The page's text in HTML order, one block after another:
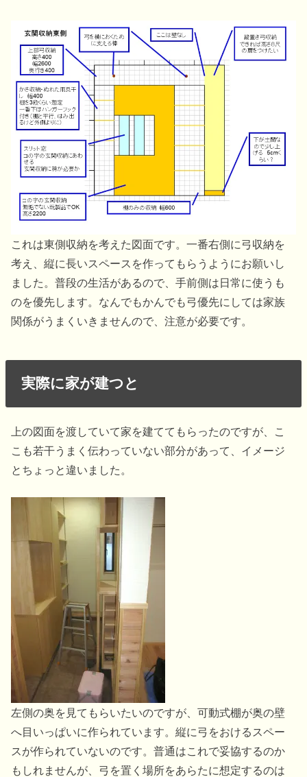
これは東側収納を考えた図面です。一番右側に弓収納を
考え、縦に長いスペースを作ってもらうようにお願いし
ました。普段の生活があるので、手前側は日常に使うも
のを優先します。なんでもかんでも弓優先にしては家族
関係がうまくいきませんので、注意が必要です。
実際に家が建つと
上の図面を渡していて家を建ててもらったのですが、こ
こも若干うまく伝わっていない部分があって、イメージ
とちょっと違いました。
左側の奥を見てもらいたいのですが、可動式棚が奥の壁
へ目いっぱいに作られています。縦に弓をおけるスペー
スが作られていないのです。普通はこれで妥協するのか
もしれませんが、弓を置く場所をあらたに想定するのは